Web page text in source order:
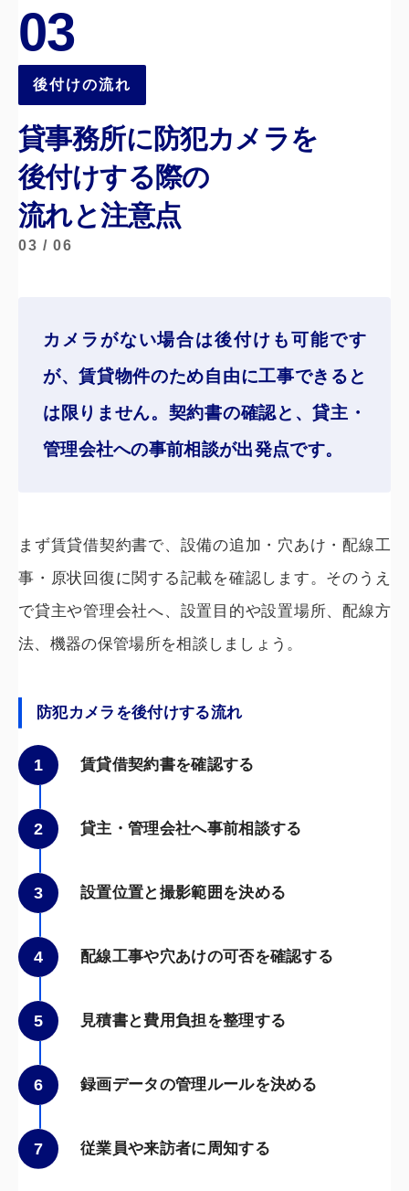
03
後付けの流れ
貸事務所に防犯カメラを
後付けする際の
流れと注意点
03 / 06
カメラがない場合は後付けも可能です
が、賃貸物件のため自由に工事できると
は限りません。 契約書の確認と、貸主・
管理会社への事前相談が出発点です。
まず賃貸借契約書で、設備の追加・穴あけ・配線工
事・原状回復に関する記載を確認します。そのうえ
で貸主や管理会社へ、設置目的や設置場所、配線方
法、機器の保管場所を相談しましょう。
防犯カメラを後付けする流れ
1 賃貸借契約書を確認する
2 貸主・管理会社へ事前相談する
3 設置位置と撮影範囲を決める
4 配線工事や穴あけの可否を確認する
5 見積書と費用負担を整理する
6 録画データの管理ルールを決める
7 従業員や来訪者に周知する